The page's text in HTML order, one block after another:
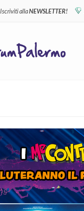
Iscriviti allaNEWSLETTER!